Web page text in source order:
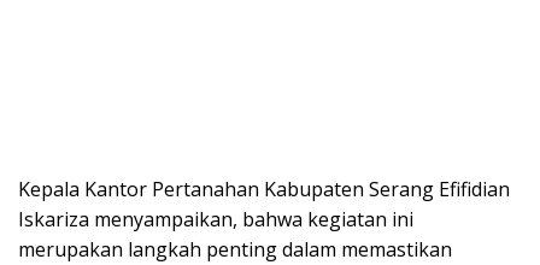
Kepala Kantor Pertanahan Kabupaten Serang Efifidian
Iskariza menyampaikan, bahwa kegiatan ini
merupakan langkah penting dalam memastikan